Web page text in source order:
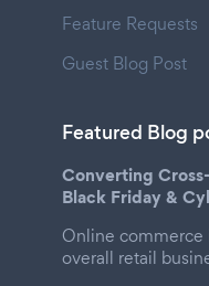
Feature Requests
Guest Blog Post
Featured Blog
Converting
Black Friday &
Online commerce
overall retail